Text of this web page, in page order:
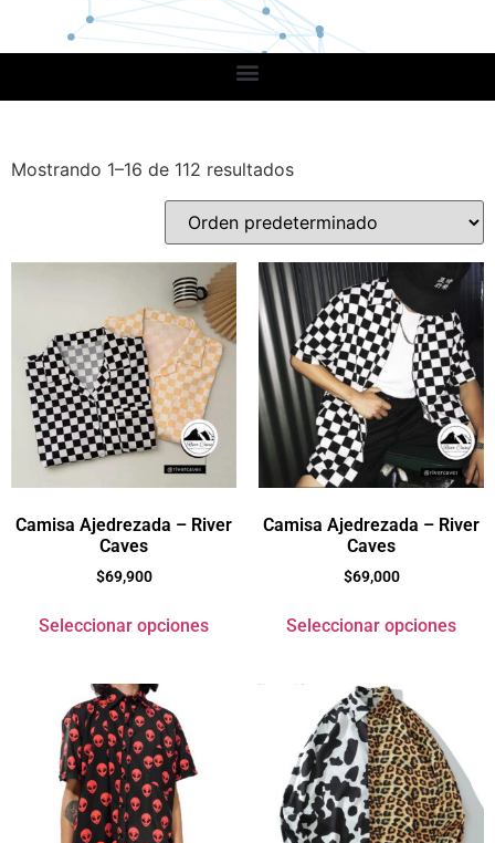
Mostrando 1–16 de 112 resultados
Camisa Ajedrezada – River
Caves
$69,900
Seleccionar opciones
Camisa Ajedrezada – River
Caves
$69,000
Seleccionar opciones